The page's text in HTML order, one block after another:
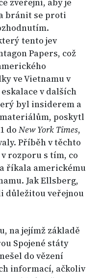
zveřejní, aby je
bránit se proti
tento jev
Papers, což
ve Vietnamu v
eskalace v dalších
byl insiderem a
poskytl
do New York Times,
Příběh v těchto
rozporu s tím, co
říkala americkému
Jak Ellsberg,
důležitou veřejnou
na jejímž základě
Spojené státy
do vězení
informací, ačkoliv